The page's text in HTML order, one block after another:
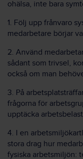
ohälsa, inte bara
1. Följ upp frånvaro
medarbetare börjar
2. Använd
sådant som trivsel,
också om man
3. På
frågorna för
upptäcka
4. I en
stora drag hur
fysiska arbetsmiljön: